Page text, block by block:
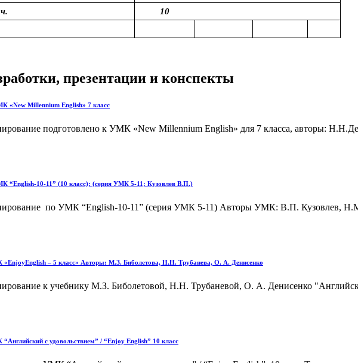
10
презентации и конспекты
«New Millennium English» 7 класс
подготовлено к УМК «New Millennium English» для 7 класса, авторы:
“English-10-11” (10 класс); (серия УМК 5-11; Кузовлев В.П.)
по УМК “English-10-11” (серия УМК 5-11) Авторы УМК: В.П. Кузовлев,
«EnjoyEnglish – 5 класс» Авторы: М.З. Биболетова, Н.Н. Трубанева, О. А. Денисенко
к учебнику М.З. Биболетовой, Н.Н. Трубаневой, О. А. Денисенко
с удовольствием” / “Enjoy English” 10 класс